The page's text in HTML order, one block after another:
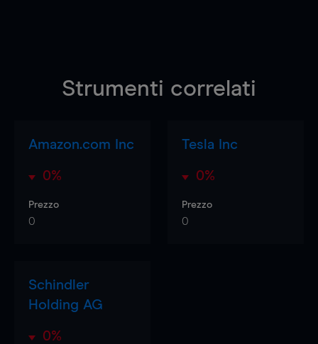
Strumenti correlati
Amazon.com Inc
0%
Prezzo
0
Tesla Inc
0%
Prezzo
0
Schindler
Holding AG
0%